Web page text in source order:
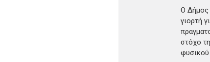
Ο Δήμος
γιορτή
στόχο
φυσικού